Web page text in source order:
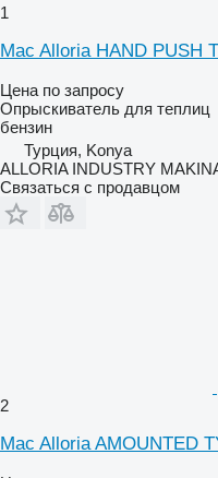
1
Mac Alloria HAND PUSH
Цена по запросу
Опрыскиватель для теплиц
бензин
Турция, Konya
ALLORIA INDUSTRY
Связаться с продавцом
2
Mac Alloria AMOUNTED